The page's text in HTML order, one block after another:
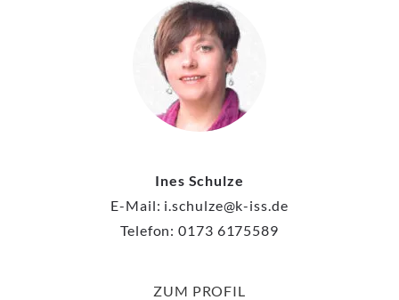
Ines Schulze
E-Mail: i.schulze@k-iss.de
Telefon: 0173 6175589
ZUM PROFIL